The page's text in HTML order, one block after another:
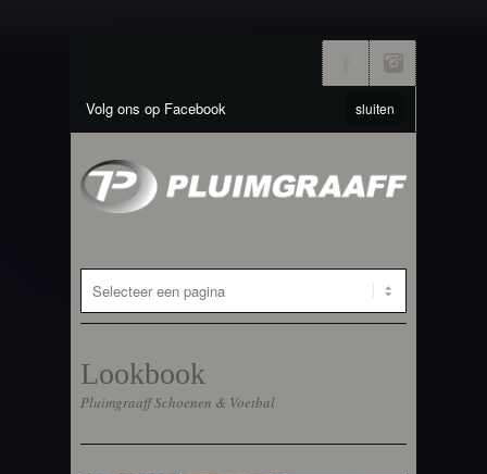
Volg ons op Facebook sluiten
Lookbook
Pluimgraaff Schoenen & Voetbal